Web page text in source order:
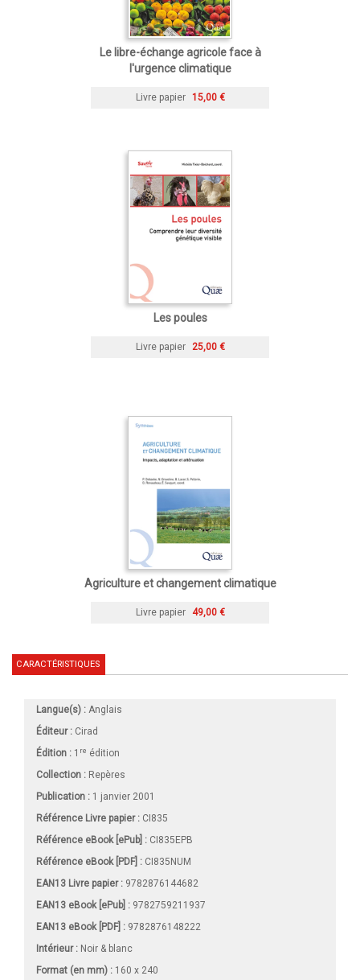
Le libre-échange agricole face à
l'urgence climatique
Livre papier 15,00 €
Les poules
Livre papier 25,00 €
Agriculture et changement climatique
Livre papier 49,00 €
CARACTÉRISTIQUES
Langue(s) : Anglais
Éditeur : Cirad
Édition : 1 re édition
Collection : Repères
Publication : 1 janvier 2001
Référence Livre papier : CI835
Référence eBook [ePub] : CI835EPB
Référence eBook [PDF] : CI835NUM
EAN13 Livre papier : 9782876144682
EAN13 eBook [ePub] : 9782759211937
EAN13 eBook [PDF] : 9782876148222
Intérieur : Noir & blanc
Format (en mm) : 160 x 240